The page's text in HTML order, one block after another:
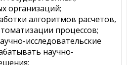
организаций;
алгоритмов расчетов,
процессов;
исследовательские
научно-